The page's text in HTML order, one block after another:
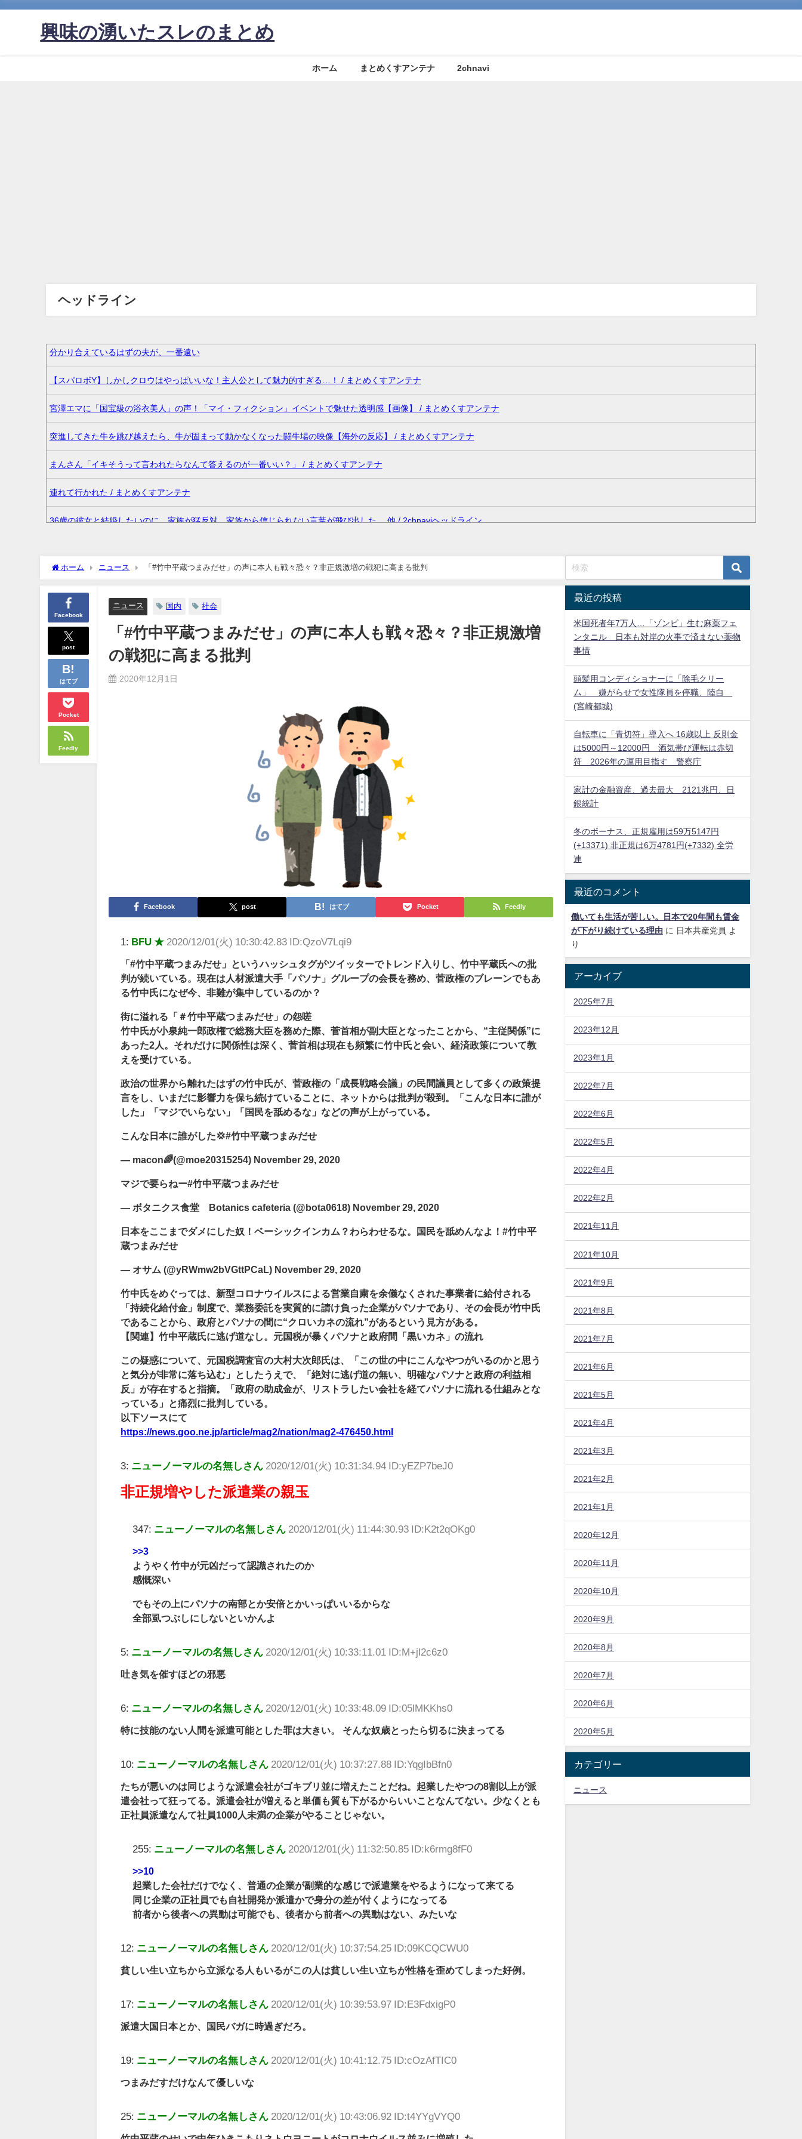
興味の湧いたスレのまとめ
ホーム まとめくすアンテナ 2chnavi
ヘッドライン
分かり合えているはずの夫が、一番遠い
【スパロボY】しかしクロウはやっぱいいな！主人公として魅力的すぎる…！ / まとめくすアンテナ
宮澤エマに「国宝級の浴衣美人」の声！「マイ・フィクション」イベントで魅せた透明感【画像】 / まとめくすアンテナ
突進してきた牛を跳び越えたら、牛が固まって動かなくなった闘牛場の映像【海外の反応】 / まとめくすアンテナ
まんさん「イキそうって言われたらなんて答えるのが一番いい？」 / まとめくすアンテナ
連れて行かれた / まとめくすアンテナ
36歳の彼女と結婚したいのに、家族が猛反対。家族から信じられない言葉が飛び出した… 他 / 2chnaviヘッドライン
【画像】人気Vチューバーさん、とんでもない姿を披露ｗｗｗｗｗｗｗｗｗｗ 他 / 2chnaviヘッドライン
【悲報】2050年の日本、独身ボッチ祭りが現実になるとかｗｗｗｗ 他 / 2chnaviヘッドライン
Powered by livedoor 相互RSS
ホーム ニュース 「#竹中平蔵つまみだせ」の声に本人も戦々恐々？非正規激増の戦犯に高まる批判
Facebook
post
はてブ
Pocket
Feedly
ニュース 国内 社会
「#竹中平蔵つまみだせ」の声に本人も戦々恐々？非正規激増
の戦犯に高まる批判
2020年12月1日
Facebook post はてブ Pocket Feedly
1: BFU ★ 2020/12/01(火) 10:30:42.83 ID:QzoV7Lqi9
「#竹中平蔵つまみだせ」というハッシュタグがツイッターでトレンド入りし、竹中平蔵氏への批
判が続いている。現在は人材派遣大手「パソナ」グループの会長を務め、菅政権のブレーンでもあ
る竹中氏になぜ今、非難が集中しているのか？
街に溢れる「＃竹中平蔵つまみだせ」の怨嗟
竹中氏が小泉純一郎政権で総務大臣を務めた際、菅首相が副大臣となったことから、“主従関係”に
あった2人。それだけに関係性は深く、菅首相は現在も頻繁に竹中氏と会い、経済政策について教
えを受けている。
政治の世界から離れたはずの竹中氏が、菅政権の「成長戦略会議」の民間議員として多くの政策提
言をし、いまだに影響力を保ち続けていることに、ネットからは批判が殺到。「こんな日本に誰が
した」「マジでいらない」「国民を舐めるな」などの声が上がっている。
こんな日本に誰がした💢#竹中平蔵つまみだせ
— macon🌈(@moe20315254) November 29, 2020
マジで要らねー#竹中平蔵つまみだせ
— ボタニクス食堂 Botanics cafeteria (@bota0618) November 29, 2020
日本をここまでダメにした奴！ベーシックインカム？わらわせるな。国民を舐めんなよ！#竹中平
蔵つまみだせ
— オサム (@yRWmw2bVGttPCaL) November 29, 2020
竹中氏をめぐっては、新型コロナウイルスによる営業自粛を余儀なくされた事業者に給付される
「持続化給付金」制度で、業務委託を実質的に請け負った企業がパソナであり、その会長が竹中氏
であることから、政府とパソナの間に“クロいカネの流れ”があるという見方がある。
【関連】竹中平蔵氏に逃げ道なし。元国税が暴くパソナと政府間「黒いカネ」の流れ
この疑惑について、元国税調査官の大村大次郎氏は、「この世の中にこんなやつがいるのかと思う
と気分が非常に落ち込む」としたうえで、「絶対に逃げ道の無い、明確なパソナと政府の利益相
反」が存在すると指摘。「政府の助成金が、リストラしたい会社を経てパソナに流れる仕組みとな
っている」と痛烈に批判している。
以下ソースにて
https://news.goo.ne.jp/article/mag2/nation/mag2-476450.html
3: ニューノーマルの名無しさん 2020/12/01(火) 10:31:34.94 ID:yEZP7beJ0
非正規増やした派遣業の親玉
347: ニューノーマルの名無しさん 2020/12/01(火) 11:44:30.93 ID:K2t2qOKg0
>>3
ようやく竹中が元凶だって認識されたのか
感慨深い
でもその上にパソナの南部とか安倍とかいっぱいいるからな
全部虱つぶしにしないといかんよ
5: ニューノーマルの名無しさん 2020/12/01(火) 10:33:11.01 ID:M+jl2c6z0
吐き気を催すほどの邪悪
6: ニューノーマルの名無しさん 2020/12/01(火) 10:33:48.09 ID:05lMKKhs0
特に技能のない人間を派遣可能とした罪は大きい。 そんな奴歳とったら切るに決まってる
10: ニューノーマルの名無しさん 2020/12/01(火) 10:37:27.88 ID:YqgIbBfn0
たちが悪いのは同じような派遣会社がゴキブリ並に増えたことだね。起業したやつの8割以上が派
遣会社って狂ってる。派遣会社が増えると単価も質も下がるからいいことなんてない。少なくとも
正社員派遣なんて社員1000人未満の企業がやることじゃない。
255: ニューノーマルの名無しさん 2020/12/01(火) 11:32:50.85 ID:k6rmg8fF0
>>10
起業した会社だけでなく、普通の企業が副業的な感じで派遣業をやるようになって来てる
同じ企業の正社員でも自社開発か派遣かで身分の差が付くようになってる
前者から後者への異動は可能でも、後者から前者への異動はない、みたいな
12: ニューノーマルの名無しさん 2020/12/01(火) 10:37:54.25 ID:09KCQCWU0
貧しい生い立ちから立派なる人もいるがこの人は貧しい生い立ちが性格を歪めてしまった好例。
17: ニューノーマルの名無しさん 2020/12/01(火) 10:39:53.97 ID:E3FdxigP0
派遣大国日本とか、国民バガに時過ぎだろ。
19: ニューノーマルの名無しさん 2020/12/01(火) 10:41:12.75 ID:cOzAfTIC0
つまみだすだけなんて優しいな
25: ニューノーマルの名無しさん 2020/12/01(火) 10:43:06.92 ID:t4YYgVYQ0
最近の投稿
米国死者年7万人…「ゾンビ」生む麻薬フェ
ンタニル 日本も対岸の火事で済まない薬物
事情
頭髪用コンディショナーに「除毛クリー
ム」 嫌がらせで女性隊員を停職、陸自
(宮崎都城)
自転車に「青切符」導入へ 16歳以上 反則金
は5000円～12000円 酒気帯び運転は赤切
符 2026年の運用目指す 警察庁
家計の金融資産、過去最大 2121兆円、日
銀統計
冬のボーナス、正規雇用は59万5147円
(+13371) 非正規は6万4781円(+7332) 全労
連
最近のコメント
働いても生活が苦しい。日本で20年間も賃金
が下がり続けている理由に 日本共産党員
よ
り
アーカイブ
2025年7月
2023年12月
2023年1月
2022年7月
2022年6月
2022年5月
2022年4月
2022年2月
2021年11月
2021年10月
2021年9月
2021年8月
2021年7月
2021年6月
2021年5月
2021年4月
2021年3月
2021年2月
2021年1月
2020年12月
2020年11月
2020年10月
2020年9月
2020年8月
2020年7月
2020年6月
2020年5月
カテゴリー
ニュース